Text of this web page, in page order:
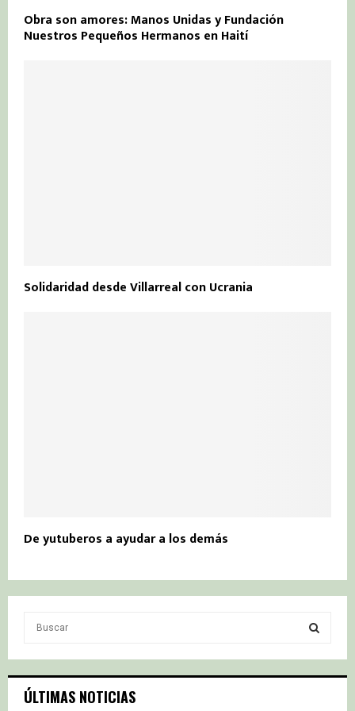
Obra son amores: Manos Unidas y Fundación
Nuestros Pequeños Hermanos en Haití
Solidaridad desde Villarreal con Ucrania
De yutuberos a ayudar a los demás
c
h
S
ÚLTIMAS NOTICIAS